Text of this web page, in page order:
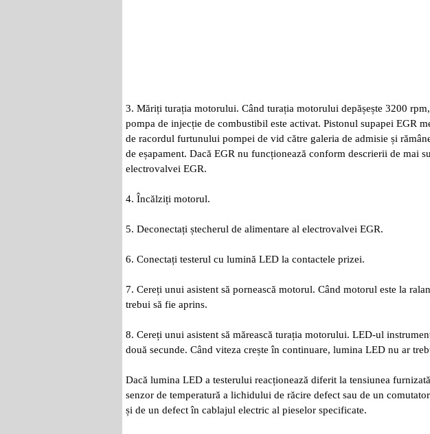
3. Măriți turația motorului. Când turația motorului depășește 3200
pompa de injecție de combustibil este activat. Pistonul supapei EGR
de racordul furtunului pompei de vid către galeria de admisie și
de eșapament. Dacă EGR nu funcționează conform descrierii de mai
electrovalvei EGR.
4. Încălziți motorul.
5. Deconectați ștecherul de alimentare al electrovalvei EGR.
6. Conectați testerul cu lumină LED la contactele prizei.
7. Cereți unui asistent să pornească motorul. Când motorul este la
trebui să fie aprins.
8. Cereți unui asistent să mărească turația motorului. LED-ul
două secunde. Când viteza crește în continuare, lumina LED nu ar
Dacă lumina LED a testerului reacționează diferit la tensiunea
senzor de temperatură a lichidului de răcire defect sau de un
și de un defect în cablajul electric al pieselor specificate.